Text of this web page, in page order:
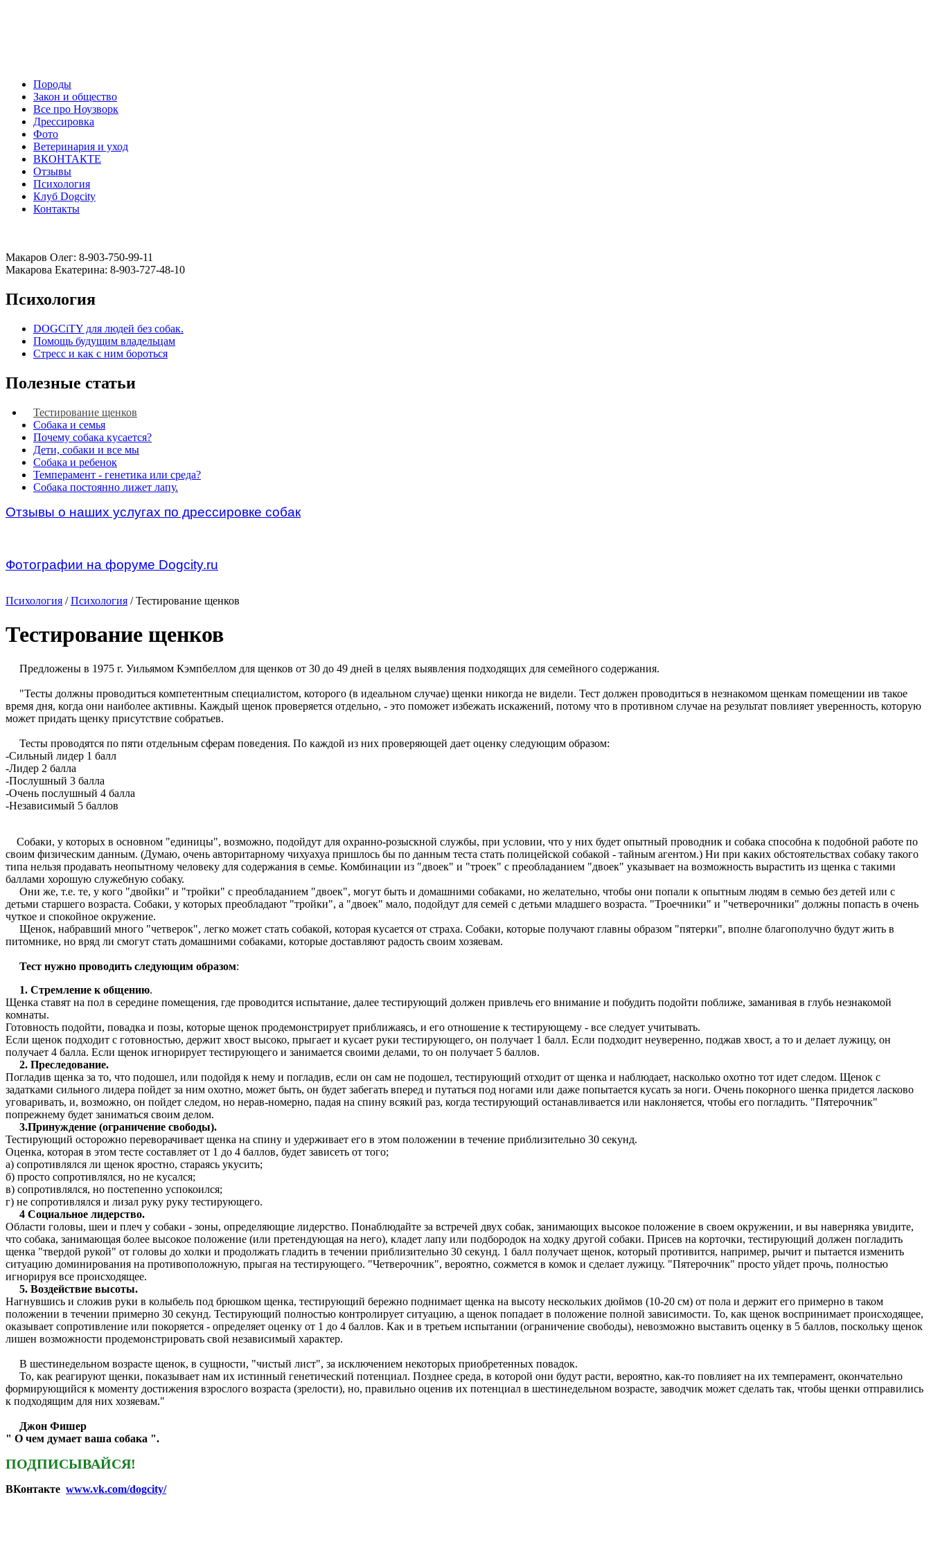
Породы
Закон и общество
Все про Ноузворк
Дрессировка
Фото
Ветеринария и уход
ВКОНТАКТЕ
Отзывы
Психология
Клуб Dogcity
Контакты
Макаров Олег: 8-903-750-99-11
Макарова Екатерина: 8-903-727-48-10
Психология
DOGCiTY для людей без собак.
Помощь будущим владельцам
Стресс и как с ним бороться
Полезные статьи
Тестирование щенков
Собака и семья
Почему собака кусается?
Дети, собаки и все мы
Собака и ребенок
Темперамент - генетика или среда?
Собака постоянно лижет лапу.
Отзывы о наших услугах по дрессировке собак
Фотографии на форуме Dogcity.ru
Психология /Психология / Тестирование щенков
Тестирование щенков
Предложены в 1975 г. Уильямом Кэмпбеллом для щенков от 30 до 49 дней в целях выявления подходящих для семейного содержания.
"Тесты должны проводиться компетентным специалистом, которого (в идеальном случае) щенки никогда не видели. Тест должен проводиться в незнакомом щенкам помещении ив такое
время дня, когда они наиболее активны. Каждый щенок проверяется отдельно, - это поможет избежать искажений, потому что в противном случае на результат повлияет уверенность, которую
может придать щенку присутствие собратьев.
Тесты проводятся по пяти отдельным сферам поведения. По каждой из них проверяющей дает оценку следующим образом:
-Сильный лидер 1 балл
-Лидер 2 балла
-Послушный 3 балла
-Очень послушный 4 балла
-Независимый 5 баллов
Собаки, у которых в основном "единицы", возможно, подойдут для охранно-розыскной службы, при условии, что у них будет опытный проводник и собака способна к подобной работе по
своим физическим данным. (Думаю, очень авторитарному чихуахуа пришлось бы по данным теста стать полицейской собакой - тайным агентом.) Ни при каких обстоятельствах собаку такого
типа нельзя продавать неопытному человеку для содержания в семье. Комбинации из "двоек" и "троек" с преобладанием "двоек" указывает на возможность вырастить из щенка с такими
баллами хорошую служебную собаку.
Они же, т.е. те, у кого "двойки" и "тройки" с преобладанием "двоек", могут быть и домашними собаками, но желательно, чтобы они попали к опытным людям в семью без детей или с
детьми старшего возраста. Собаки, у которых преобладают "тройки", а "двоек" мало, подойдут для семей с детьми младшего возраста. "Троечники" и "четверочники" должны попасть в очень
чуткое и спокойное окружение.
Щенок, набравший много "четверок", легко может стать собакой, которая кусается от страха. Собаки, которые получают главны образом "пятерки", вполне благополучно будут жить в
питомнике, но вряд ли смогут стать домашними собаками, которые доставляют радость своим хозяевам.
Тест нужно проводить следующим образом:
1. Стремление к общению.
Щенка ставят на пол в середине помещения, где проводится испытание, далее тестирующий должен привлечь его внимание и побудить подойти поближе, заманивая в глубь незнакомой
комнаты.
Готовность подойти, повадка и позы, которые щенок продемонстрирует приближаясь, и его отношение к тестирующему - все следует учитывать.
Если щенок подходит с готовностью, держит хвост высоко, прыгает и кусает руки тестирующего, он получает 1 балл. Если подходит неуверенно, поджав хвост, а то и делает лужицу, он
получает 4 балла. Если щенок игнорирует тестирующего и занимается своими делами, то он получает 5 баллов.
2. Преследование.
Погладив щенка за то, что подошел, или подойдя к нему и погладив, если он сам не подошел, тестирующий отходит от щенка и наблюдает, насколько охотно тот идет следом. Щенок с
задатками сильного лидера пойдет за ним охотно, может быть, он будет забегать вперед и путаться под ногами или даже попытается кусать за ноги. Очень покорного шенка придется ласково
уговаривать, и, возможно, он пойдет следом, но нерав-номерно, падая на спину всякий раз, когда тестирующий останавливается или наклоняется, чтобы его погладить. "Пятерочник"
попрежнему будет заниматься своим делом.
3.Принуждение (ограничение свободы).
Тестирующий осторожно переворачивает щенка на спину и удерживает его в этом положении в течение приблизительно 30 секунд.
Оценка, которая в этом тесте составляет от 1 до 4 баллов, будет зависеть от того;
а) сопротивлялся ли щенок яростно, стараясь укусить;
б) просто сопротивлялся, но не кусался;
в) сопротивлялся, но постепенно успокоился;
г) не сопротивлялся и лизал руку руку тестирующего.
4 Социальное лидерство.
Области головы, шеи и плеч у собаки - зоны, определяющие лидерство. Понаблюдайте за встречей двух собак, занимающих высокое положение в своем окружении, и вы наверняка увидите,
что собака, занимающая более высокое положение (или претендующая на него), кладет лапу или подбородок на ходку другой собаки. Присев на корточки, тестирующий должен погладить
щенка "твердой рукой" от головы до холки и продолжать гладить в течении приблизительно 30 секунд. 1 балл получает щенок, который противится, например, рычит и пытается изменить
ситуацию доминирования на противоположную, прыгая на тестирующего. "Четверочник", вероятно, сожмется в комок и сделает лужицу. "Пятерочник" просто уйдет прочь, полностью
игнорируя все происходящее.
5. Воздействие высоты.
Нагнувшись и сложив руки в колыбель под брюшком щенка, тестирующий бережно поднимает щенка на высоту нескольких дюймов (10-20 см) от пола и держит его примерно в таком
положении в течении примерно 30 секунд. Тестирующий полностью контролирует ситуацию, а щенок попадает в положение полной зависимости. То, как щенок воспринимает происходящее,
оказывает сопротивление или покоряется - определяет оценку от 1 до 4 баллов. Как и в третьем испытании (ограничение свободы), невозможно выставить оценку в 5 баллов, поскольку щенок
лишен возможности продемонстрировать свой независимый характер.
В шестинедельном возрасте щенок, в сущности, "чистый лист", за исключением некоторых приобретенных повадок.
То, как реагируют щенки, показывает нам их истинный генетический потенциал. Позднее среда, в которой они будут расти, вероятно, как-то повлияет на их темперамент, окончательно
формирующийся к моменту достижения взрослого возраста (зрелости), но, правильно оценив их потенциал в шестинедельном возрасте, заводчик может сделать так, чтобы щенки отправились
к подходящим для них хозяевам."
Джон Фишер
" О чем думает ваша собака ".
ПОДПИСЫВАЙСЯ!
ВКонтакте www.vk.com/dogcity/